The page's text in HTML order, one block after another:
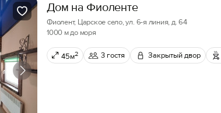
Дом на Фиоленте
Фиолент, Царское село, ул. 6-я линия, д. 64
1000 м до моря
45м2 3 гостя Закрытый двор